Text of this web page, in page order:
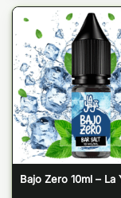
Bajo Zero 10ml – La